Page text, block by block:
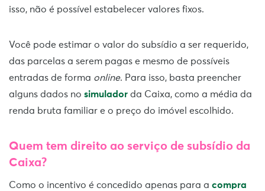
isso, não é possível estabelecer valores fixos.
Você pode estimar o valor do subsídio a ser requerido,
das parcelas a serem pagas e mesmo de possíveis
entradas de forma online. Para isso, basta preencher
alguns dados no simulador da Caixa, como a média da
renda bruta familiar e o preço do imóvel escolhido.
Quem tem direito ao serviço de subsídio da
Caixa?
Como o incentivo é concedido apenas para a compra